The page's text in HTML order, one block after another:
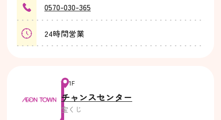
0570-030-365
24時間営業
1F
チャンスセンター
宝くじ